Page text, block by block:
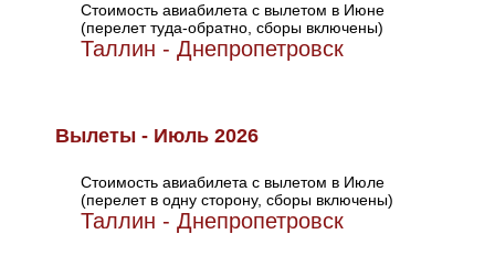
Стоимость авиабилета с вылетом в Июне
(перелет туда-обратно, сборы включены)
Таллин - Днепропетровск
Вылеты - Июль 2026
Стоимость авиабилета с вылетом в Июле
(перелет в одну сторону, сборы включены)
Таллин - Днепропетровск